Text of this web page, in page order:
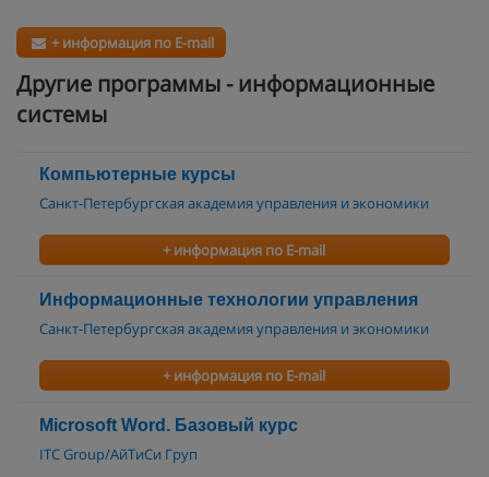
+ информация по E-mail
Другие программы - информационные
системы
Компьютерные курсы
Санкт-Петербургская академия управления и экономики
+ информация по E-mail
Информационные технологии управления
Санкт-Петербургская академия управления и экономики
+ информация по E-mail
Microsoft Word. Базовый курс
ITC Group/АйТиСи Груп